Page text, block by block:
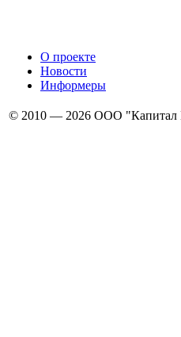
О проекте
Новости
Информеры
© 2010 — 2026 ООО "Капитал